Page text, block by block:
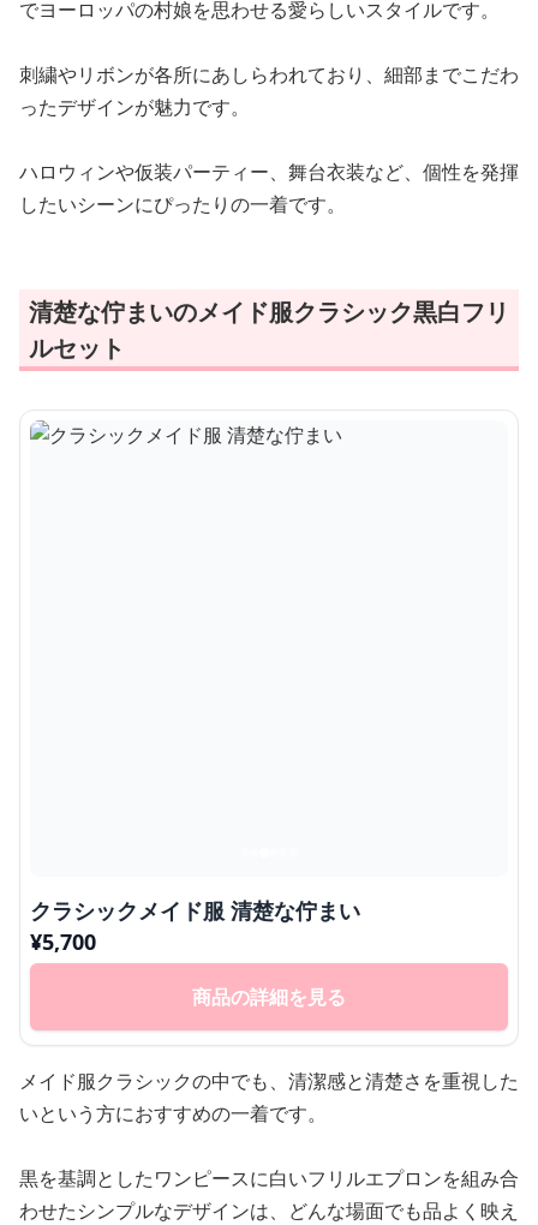
でヨーロッパの村娘を思わせる愛らしいスタイルです。
刺繍やリボンが各所にあしらわれており、細部までこだわ
ったデザインが魅力です。
ハロウィンや仮装パーティー、舞台衣装など、個性を発揮
したいシーンにぴったりの一着です。
清楚な佇まいのメイド服クラシック黒白フリ
ルセット
クラシックメイド服 清楚な佇まい
¥5,700
商品の詳細を見る
メイド服クラシックの中でも、清潔感と清楚さを重視した
いという方におすすめの一着です。
黒を基調としたワンピースに白いフリルエプロンを組み合
わせたシンプルなデザインは、どんな場面でも品よく映え